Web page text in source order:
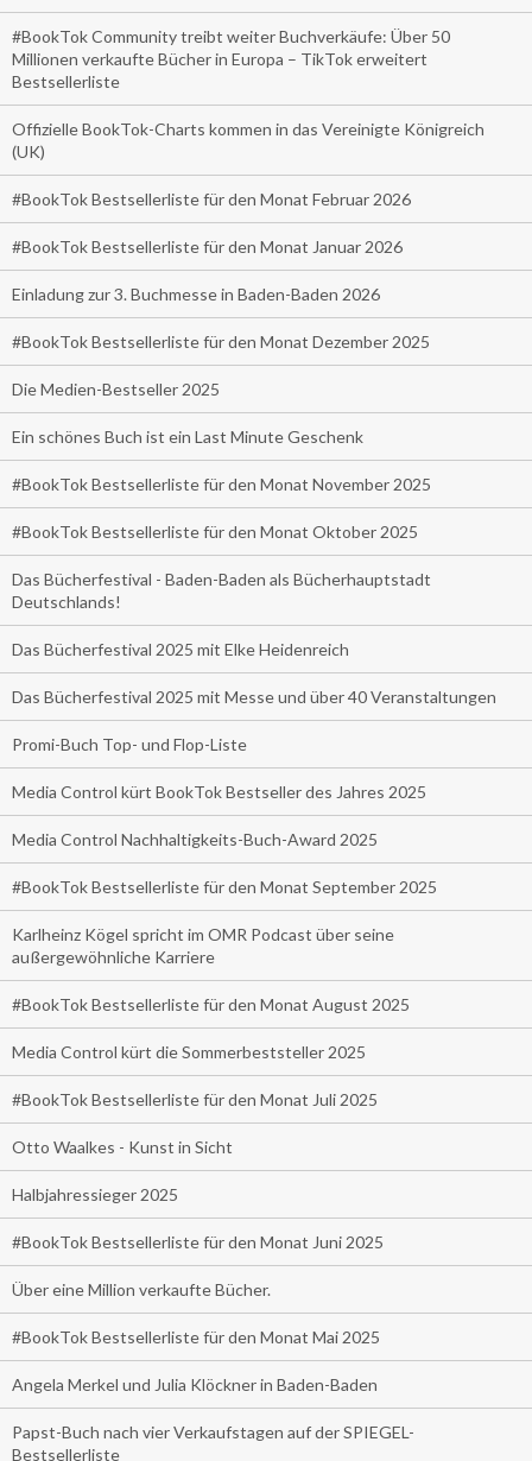
#BookTok Community treibt weiter Buchverkäufe: Über 50
Millionen verkaufte Bücher in Europa – TikTok erweitert
Bestsellerliste
Offizielle BookTok-Charts kommen in das Vereinigte Königreich
(UK)
#BookTok Bestsellerliste für den Monat Februar 2026
#BookTok Bestsellerliste für den Monat Januar 2026
Einladung zur 3. Buchmesse in Baden-Baden 2026
#BookTok Bestsellerliste für den Monat Dezember 2025
Die Medien-Bestseller 2025
Ein schönes Buch ist ein Last Minute Geschenk
#BookTok Bestsellerliste für den Monat November 2025
#BookTok Bestsellerliste für den Monat Oktober 2025
Das Bücherfestival - Baden-Baden als Bücherhauptstadt
Deutschlands!
Das Bücherfestival 2025 mit Elke Heidenreich
Das Bücherfestival 2025 mit Messe und über 40 Veranstaltungen
Promi-Buch Top- und Flop-Liste
Media Control kürt BookTok Bestseller des Jahres 2025
Media Control Nachhaltigkeits-Buch-Award 2025
#BookTok Bestsellerliste für den Monat September 2025
Karlheinz Kögel spricht im OMR Podcast über seine
außergewöhnliche Karriere
#BookTok Bestsellerliste für den Monat August 2025
Media Control kürt die Sommerbeststeller 2025
#BookTok Bestsellerliste für den Monat Juli 2025
Otto Waalkes - Kunst in Sicht
Halbjahressieger 2025
#BookTok Bestsellerliste für den Monat Juni 2025
Über eine Million verkaufte Bücher.
#BookTok Bestsellerliste für den Monat Mai 2025
Angela Merkel und Julia Klöckner in Baden-Baden
Papst-Buch nach vier Verkaufstagen auf der SPIEGEL-
Bestsellerliste